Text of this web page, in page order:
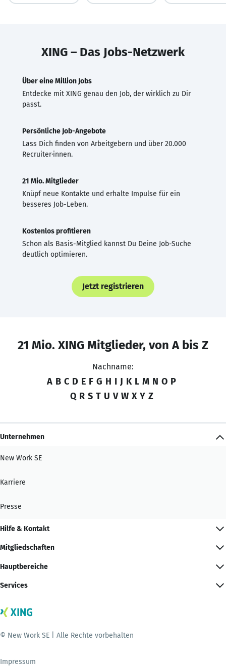
XING – Das Jobs-Netzwerk
Über eine Million Jobs
Entdecke mit XING genau den Job, der wirklich zu Dir
passt.
Persönliche Job-Angebote
Lass Dich finden von Arbeitgebern und über 20.000
Recruiter·innen.
21 Mio. Mitglieder
Knüpf neue Kontakte und erhalte Impulse für ein
besseres Job-Leben.
Kostenlos profitieren
Schon als Basis-Mitglied kannst Du Deine Job-Suche
deutlich optimieren.
Jetzt registrieren
21 Mio. XING Mitglieder, von A bis Z
Nachname:
A B C D E F G H I J K L M N O P
Q R S T U V W X Y Z
Unternehmen
New Work SE
Karriere
Presse
Hilfe & Kontakt
Mitgliedschaften
Hauptbereiche
Services
© New Work SE | Alle Rechte vorbehalten
Impressum